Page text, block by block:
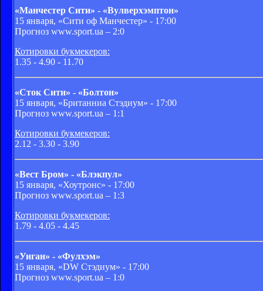
«Манчестер Сити» - «Вулверхэмптон»
15 января, «Сити оф Манчестер» - 17:00
Прогноз www.sport.ua – 2:0
Котировки букмекеров:
1.35 - 4.90 - 11.70
«Сток Cити» - «Болтон»
15 января, «Британниа Стэдиум» - 17:00
Прогноз www.sport.ua – 1:1
Котировки букмекеров:
2.12 - 3.30 - 3.90
«Вест Бром» - «Блэкпул»
15 января, «Хоутронс» - 17:00
Прогноз www.sport.ua – 1:3
Котировки букмекеров:
1.79 - 4.05 - 4.45
«Уиган» - «Фулхэм»
15 января, «DW Стэдиум» - 17:00
Прогноз www.sport.ua – 1:0